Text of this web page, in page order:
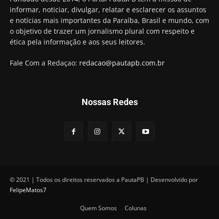
"confiscar" dinheiro de clientes
01:49
Descaso da gestão Panta deixa crianças e
professoras 'ilhadas' em creche
00:16
informar, noticiar, divulgar, relatar e esclarecer os assuntos
e notícias mais importantes da Paraíba, Brasil e mundo, com
o objetivo de trazer um jornalismo plural com respeito e
ética pela informação e aos seus leitores.
Fale Com a Redaçao: redacao@pautapb.com.br
Nossas Redes
© 2021 | Todos os direitos reservados a PautaPB | Desenvolvido por
FelipeMatos7
Quem Somos Colunas